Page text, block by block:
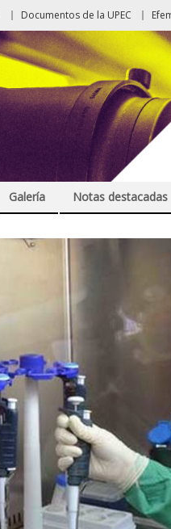
Documentos de la UPEC
Galería Notas destacadas